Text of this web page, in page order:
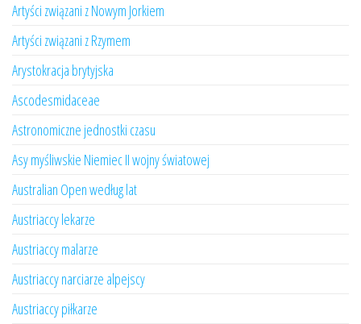
Artyści związani z Nowym Jorkiem
Artyści związani z Rzymem
Arystokracja brytyjska
Ascodesmidaceae
Astronomiczne jednostki czasu
Asy myśliwskie Niemiec II wojny światowej
Australian Open według lat
Austriaccy lekarze
Austriaccy malarze
Austriaccy narciarze alpejscy
Austriaccy piłkarze